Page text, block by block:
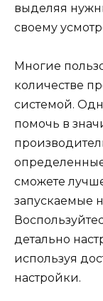
выделяя
своему
Многие
количестве
системой.
помочь в
сможете
запускаемые
детально
используя
настройки.